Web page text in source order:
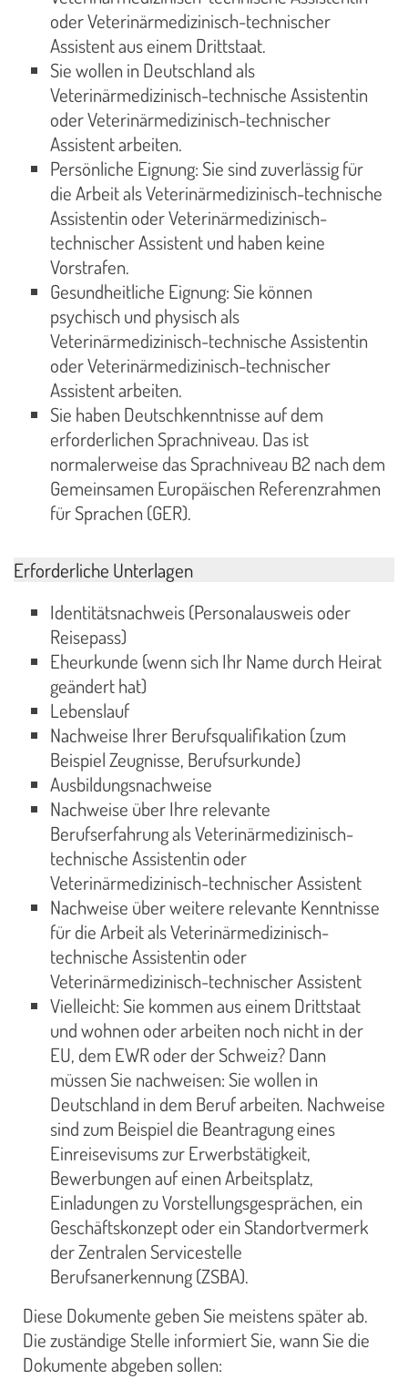
oder Veterinärmedizinisch-technischer
Assistent aus einem Drittstaat.
Sie wollen in Deutschland als
Veterinärmedizinisch-technische Assistentin
oder Veterinärmedizinisch-technischer
Assistent arbeiten.
Persönliche Eignung: Sie sind zuverlässig für
die Arbeit als Veterinärmedizinisch-technische
Assistentin oder Veterinärmedizinisch-
technischer Assistent und haben keine
Vorstrafen.
Gesundheitliche Eignung: Sie können
psychisch und physisch als
Veterinärmedizinisch-technische Assistentin
oder Veterinärmedizinisch-technischer
Assistent arbeiten.
Sie haben Deutschkenntnisse auf dem
erforderlichen Sprachniveau. Das ist
normalerweise das Sprachniveau B2 nach dem
Gemeinsamen Europäischen Referenzrahmen
für Sprachen (GER).
Erforderliche Unterlagen
Identitätsnachweis (Personalausweis oder
Reisepass)
Eheurkunde (wenn sich Ihr Name durch Heirat
geändert hat)
Lebenslauf
Nachweise Ihrer Berufsqualifikation (zum
Beispiel Zeugnisse, Berufsurkunde)
Ausbildungsnachweise
Nachweise über Ihre relevante
Berufserfahrung als Veterinärmedizinisch-
technische Assistentin oder
Veterinärmedizinisch-technischer Assistent
Nachweise über weitere relevante Kenntnisse
für die Arbeit als Veterinärmedizinisch-
technische Assistentin oder
Veterinärmedizinisch-technischer Assistent
Vielleicht: Sie kommen aus einem Drittstaat
und wohnen oder arbeiten noch nicht in der
EU, dem EWR oder der Schweiz? Dann
müssen Sie nachweisen: Sie wollen in
Deutschland in dem Beruf arbeiten. Nachweise
sind zum Beispiel die Beantragung eines
Einreisevisums zur Erwerbstätigkeit,
Bewerbungen auf einen Arbeitsplatz,
Einladungen zu Vorstellungsgesprächen, ein
Geschäftskonzept oder ein Standortvermerk
der Zentralen Servicestelle
Berufsanerkennung (ZSBA).
Diese Dokumente geben Sie meistens später ab.
Die zuständige Stelle informiert Sie, wann Sie die
Dokumente abgeben sollen: